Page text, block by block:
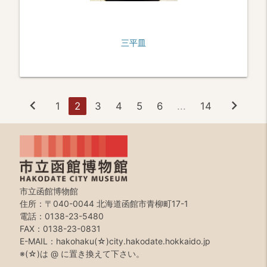
三平皿
chevron_left 1 2 3 4 5 6 ... 14 chevron_right
市立函館博物館
住所：〒040-0044 北海道函館市青柳町17-1
電話：0138-23-5480
FAX：0138-23-0831
E-MAIL：hakohaku(☆)city.hakodate.hokkaido.jp
※(☆)は @ に置き換えて下さい。